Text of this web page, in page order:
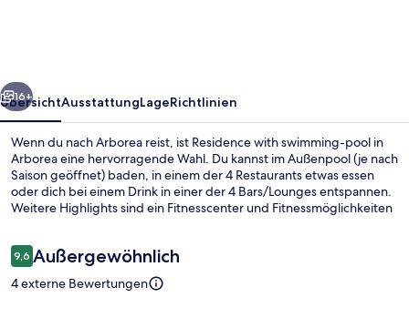
Weiter
16+
ÜbersichtAusstattungLageRichtlinien
Wenn du nach Arborea reist, ist Residence with swimming-pool in
Arborea eine hervorragende Wahl. Du kannst im Außenpool (je nach
Saison geöffnet) baden, in einem der 4 Restaurants etwas essen
oder dich bei einem Drink in einer der 4 Bars/Lounges entspannen.
Weitere Highlights sind ein Fitnesscenter und Fitnessmöglichkeiten
Bewertungen
9,69,6 von 10.
Außergewöhnlich
4 externe Bewertungen